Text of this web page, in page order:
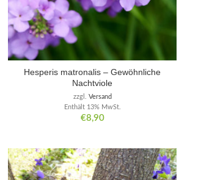
Hesperis matronalis – Gewöhnliche
Nachtviole
€8,90
Enthält 13% MwSt.
zzgl. Versand